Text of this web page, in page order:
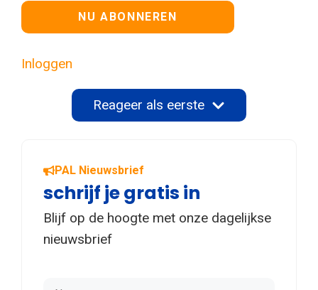
Geen waarde
Inloggen
Reageer als eerste
PAL Nieuwsbrief
schrijf je gratis in
Blijf op de hoogte met onze dagelijkse
nieuwsbrief